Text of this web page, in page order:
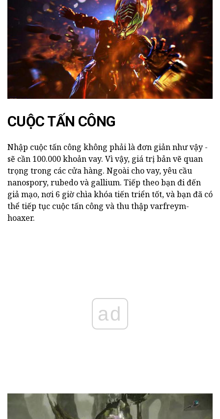
CUỘC TẤN CÔNG
Nhập cuộc tấn công không phải là đơn giản như vậy -
sẽ cần 100.000 khoản vay. Vì vậy, giá trị bản vẽ quan
trọng trong các cửa hàng. Ngoài cho vay, yêu cầu
nanospory, rubedo và gallium. Tiếp theo bạn đi đến
giả mạo, nơi 6 giờ chìa khóa tiến triển tốt, và bạn đã có
thể tiếp tục cuộc tấn công và thu thập varfreym-
hoaxer.
ad